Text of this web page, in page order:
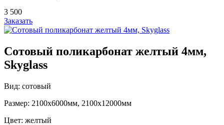
3 500
Заказать
Сотовый поликарбонат желтый 4мм,
Skyglass
Вид: сотовый
Размер: 2100х6000мм, 2100х12000мм
Цвет: желтый